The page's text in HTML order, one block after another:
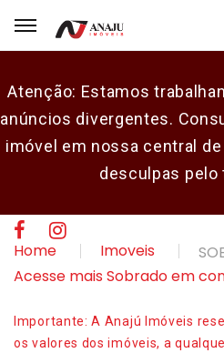
Atenção: Estamos
anúncios divergentes.
imóvel em nossa central
desculpas pelo
E-mail
Home Imoveis
Acesse mais Sobrado em
Importante: A Anajú Imóveis
os valores dos imóveis, a